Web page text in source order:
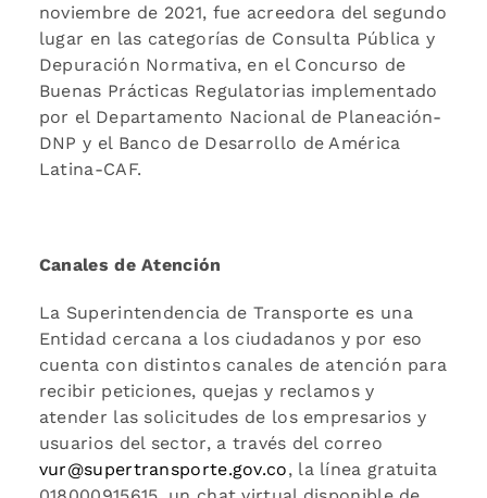
noviembre de 2021, fue acreedora del segundo
lugar en las categorías de Consulta Pública y
Depuración Normativa, en el Concurso de
Buenas Prácticas Regulatorias implementado
por el Departamento Nacional de Planeación-
DNP y el Banco de Desarrollo de América
Latina-CAF.
Canales de Atención
La Superintendencia de Transporte es una
Entidad cercana a los ciudadanos y por eso
cuenta con distintos canales de atención para
recibir peticiones, quejas y reclamos y
atender las solicitudes de los empresarios y
usuarios del sector, a través del correo
vur@supertransporte.gov.co, la línea gratuita